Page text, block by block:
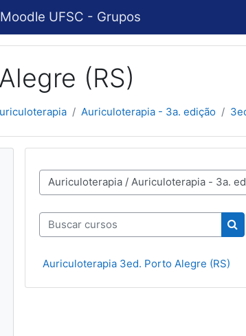
Moodle UFSC - Grupos
(RS)
Auriculoterapia - 3a. edição
de Cursos
Buscar cursos
Auriculoterapia 3ed. Porto Alegre (RS)